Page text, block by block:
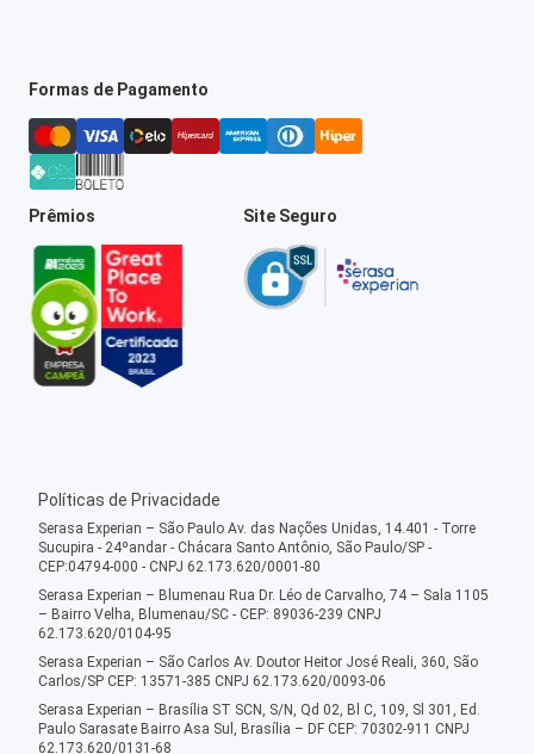
Formas de Pagamento
Prêmios Site Seguro
Políticas de Privacidade
Serasa Experian – São Paulo Av. das Nações Unidas, 14.401 - Torre
Sucupira - 24ºandar - Chácara Santo Antônio, São Paulo/SP -
CEP:04794-000 - CNPJ 62.173.620/0001-80
Serasa Experian – Blumenau Rua Dr. Léo de Carvalho, 74 – Sala 1105
– Bairro Velha, Blumenau/SC - CEP: 89036-239 CNPJ
62.173.620/0104-95
Serasa Experian – São Carlos Av. Doutor Heitor José Reali, 360, São
Carlos/SP CEP: 13571-385 CNPJ 62.173.620/0093-06
Serasa Experian – Brasília ST SCN, S/N, Qd 02, Bl C, 109, Sl 301, Ed.
Paulo Sarasate Bairro Asa Sul, Brasília – DF CEP: 70302-911 CNPJ
62.173.620/0131-68